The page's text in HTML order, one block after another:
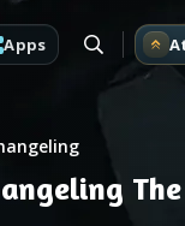
Apps